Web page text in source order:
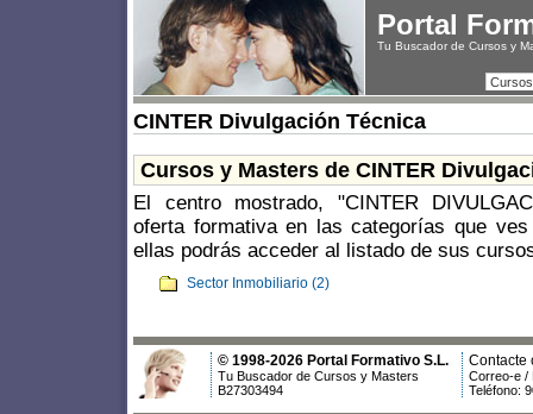
Portal
Tu Buscador de Cursos y
CINTER Divulgación Técnica
Cursos y Masters de CINTER
El centro mostrado, "CINTER
oferta formativa en las categorías que
ellas podrás acceder al listado de sus
Sector Inmobiliario (2)
© 1998-2026 Portal Formativo S.L.
Tu Buscador de Cursos y Masters
B27303494
Contacte
Correo-e /
Teléfono: